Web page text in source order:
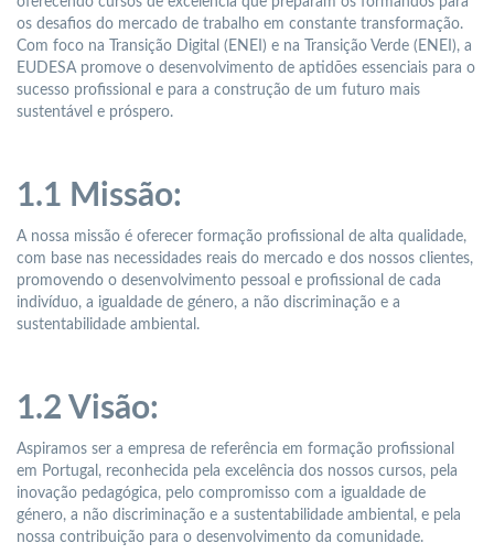
os desafios do mercado de trabalho em constante transformação.
Com foco na Transição Digital (ENEI) e na Transição Verde (ENEI), a
EUDESA promove o desenvolvimento de aptidões essenciais para o
sucesso profissional e para a construção de um futuro mais
sustentável e próspero.
1.1 Missão:
A nossa missão é oferecer formação profissional de alta qualidade,
com base nas necessidades reais do mercado e dos nossos clientes,
promovendo o desenvolvimento pessoal e profissional de cada
indivíduo, a igualdade de género, a não discriminação e a
sustentabilidade ambiental.
1.2 Visão:
Aspiramos ser a empresa de referência em formação profissional
em Portugal, reconhecida pela excelência dos nossos cursos, pela
inovação pedagógica, pelo compromisso com a igualdade de
género, a não discriminação e a sustentabilidade ambiental, e pela
nossa contribuição para o desenvolvimento da comunidade.